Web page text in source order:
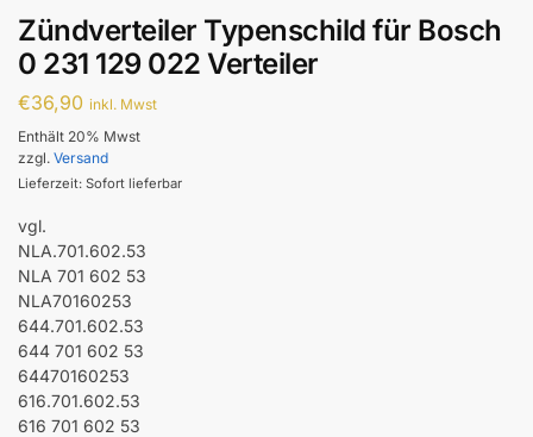
Zündverteiler Typenschild für Bosch
0 231 129 022 Verteiler
€36,90 inkl. Mwst
Enthält 20% Mwst
zzgl. Versand
Lieferzeit: Sofort lieferbar
vgl.
NLA.701.602.53
NLA 701 602 53
NLA70160253
644.701.602.53
644 701 602 53
64470160253
616.701.602.53
616 701 602 53